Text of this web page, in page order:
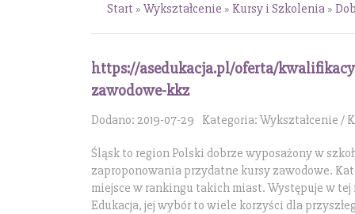
Start » Wykształcenie » Kursy i Szkolenia »
https://asedukacja.pl/oferta/
zawodowe-kkz
Dodano: 2019-07-29 Kategoria: Wykształcenie /
Śląsk to region Polski dobrze wyposażony w
zaproponowania przydatne kursy zawodowe.
miejsce w rankingu takich miast. Występuje w tej
Edukacja, jej wybór to wiele korzyści dla